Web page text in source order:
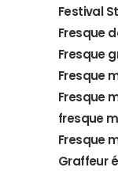
Festival
Fresque
Fresque
Fresque
Fresque
fresque
Fresque
Graffeur